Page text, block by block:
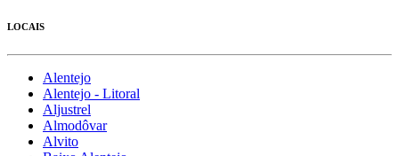
LOCAIS
Alentejo
Alentejo - Litoral
Aljustrel
Almodôvar
Alvito